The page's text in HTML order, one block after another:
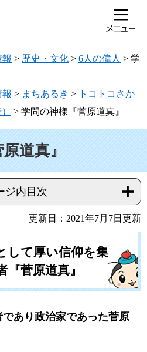
> 歴史・文化 > 6人の偉人 > 学
> まちあるき > トコトコさか
> 学問の神様『菅原道真』
道真』
ジ内目次
更新日：2021年7月7日更新
して厚い信仰を集
菅原道真』
あり政治家であった菅原